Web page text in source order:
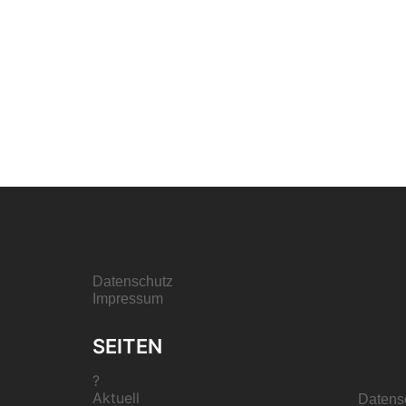
Datenschutz
Impressum
SEITEN
?
Aktuell